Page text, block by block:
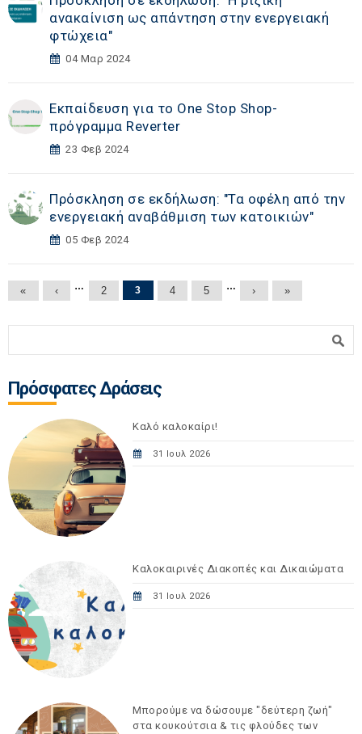
ανακαίνιση ως απάντηση στην ενεργειακή
φτώχεια"
04 Μαρ 2024
Εκπαίδευση για το One Stop Shop-
πρόγραμμα Reverter
23 Φεβ 2024
Πρόσκληση σε εκδήλωση: "Τα οφέλη από την
ενεργειακή αναβάθμιση των κατοικιών"
05 Φεβ 2024
Σελίδες
« ‹ … 2 3 4 5 … › »
Πρόσφατες Δράσεις
Καλό καλοκαίρι!
31 Ιουλ 2026
Καλοκαιρινές Διακοπές και Δικαιώματα
31 Ιουλ 2026
Μπορούμε να δώσουμε "δεύτερη ζωή"
στα κουκούτσια & τις φλούδες των